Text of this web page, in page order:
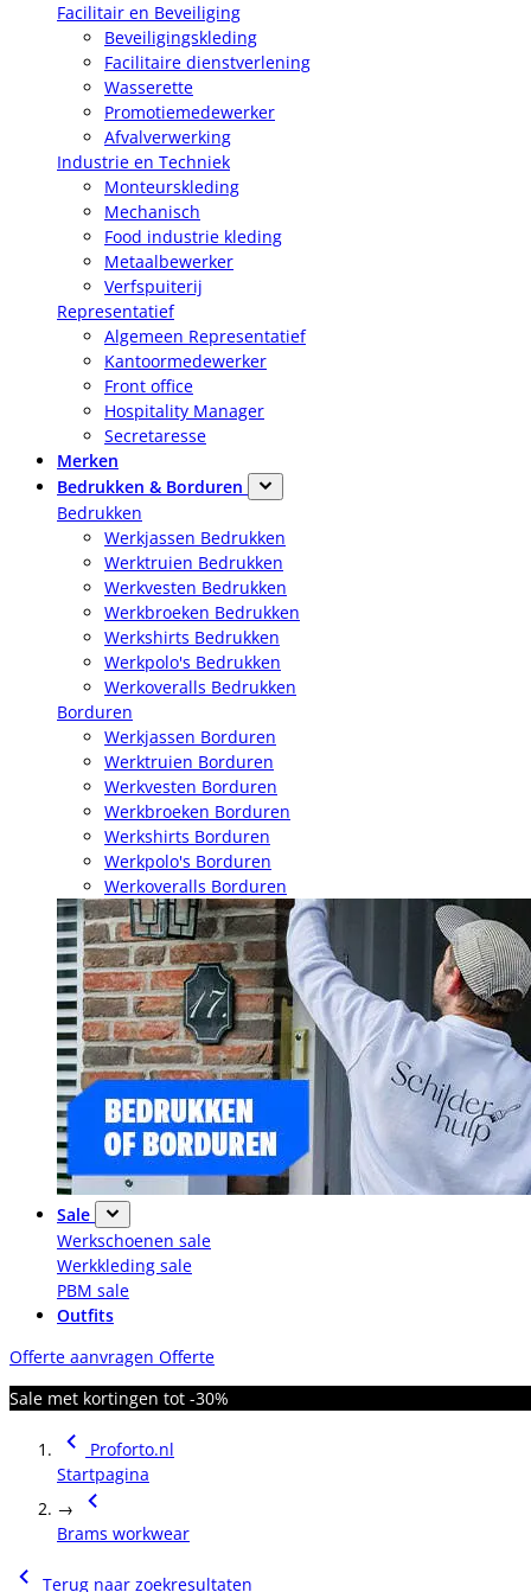
Facilitair en Beveiliging
Beveiligingskleding
Facilitaire dienstverlening
Wasserette
Promotiemedewerker
Afvalverwerking
Industrie en Techniek
Monteurskleding
Mechanisch
Food industrie kleding
Metaalbewerker
Verfspuiterij
Representatief
Algemeen Representatief
Kantoormedewerker
Front office
Hospitality Manager
Secretaresse
Merken
Bedrukken & Borduren
Bedrukken
Werkjassen Bedrukken
Werktruien Bedrukken
Werkvesten Bedrukken
Werkbroeken Bedrukken
Werkshirts Bedrukken
Werkpolo's Bedrukken
Werkoveralls Bedrukken
Borduren
Werkjassen Borduren
Werktruien Borduren
Werkvesten Borduren
Werkbroeken Borduren
Werkshirts Borduren
Werkpolo's Borduren
Werkoveralls Borduren
Sale
Werkschoenen sale
Werkkleding sale
PBM sale
Outfits
Offerte aanvragen Offerte
Sale met kortingen tot -30%
Proforto.nl
Startpagina
→
Brams workwear
Terug naar zoekresultaten